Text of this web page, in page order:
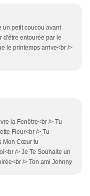
un petit coucou avant
d'être entourée par le
le printemps arrive<br />
la Fenêtre<br /> Tu
Fleur<br /> Tu
Mon Cœur tu
/> Je Te Souhaite un
/> Ton ami Johnny